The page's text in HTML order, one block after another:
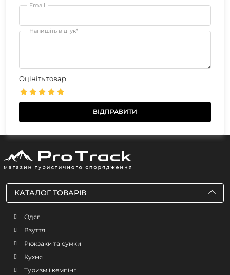
Email
Напишіть відгук*
Оцініть товар
КАТАЛОГ ТОВАРІВ
Одяг
Взуття
Рюкзаки та сумки
Кухня
Туризм і кемпінг